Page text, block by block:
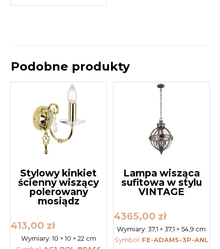
Podobne produkty
Stylowy kinkiet
ścienny wiszący
polerowany
mosiądz
413,00 zł
Wymiary: 10 × 10 × 22 cm
Lampa wisząca
sufitowa w stylu
VINTAGE
4365,00 zł
Wymiary:37,1 × 37,1 × 54,9 cm
Symbol: FE-ADAMS-3P-ANL